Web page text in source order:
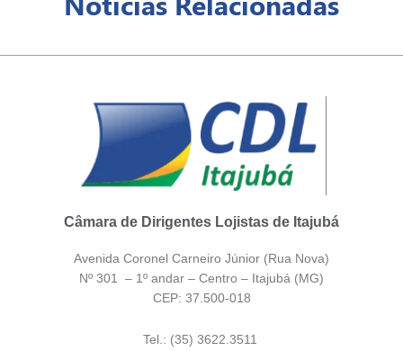
Câmara de Dirigentes Lojistas de Itajubá
Avenida Coronel Carneiro Júnior (Rua Nova)
Nº 301 – 1º andar – Centro – Itajubá (MG)
CEP: 37.500-018
Tel.: (35) 3622.3511